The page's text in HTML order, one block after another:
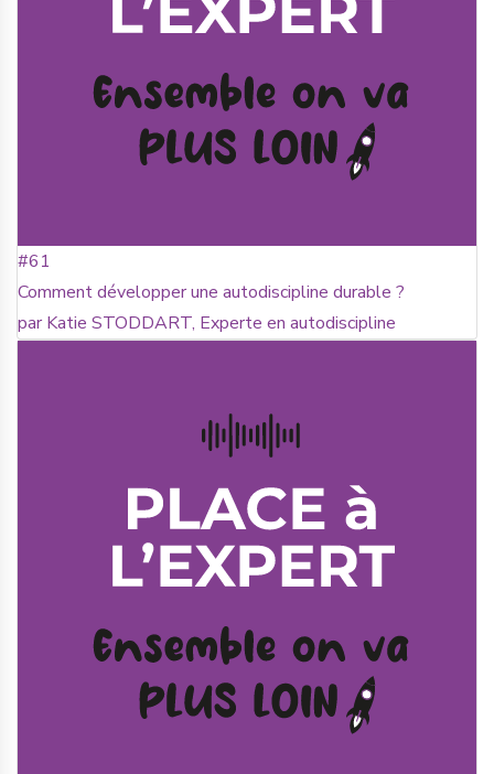
#61
Comment développer une autodiscipline durable ?
par Katie STODDART, Experte en autodiscipline